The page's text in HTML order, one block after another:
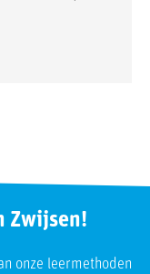
Zwijsen!
onze leermethoden